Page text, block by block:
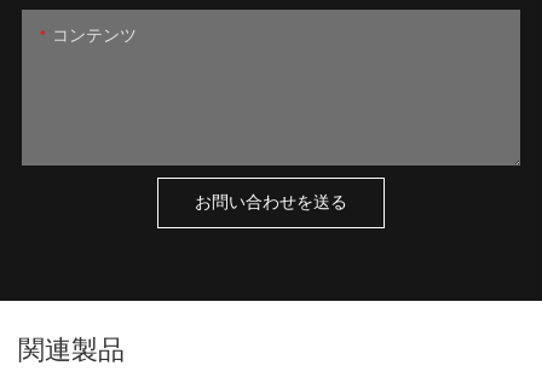
コンテンツ
お問い合わせを送る
関連製品